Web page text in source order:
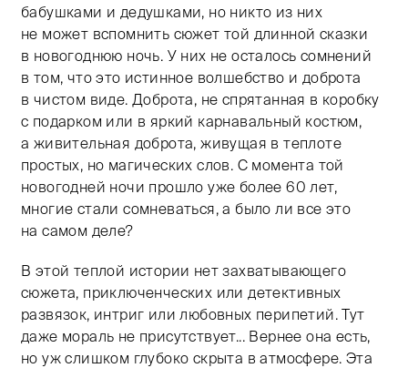
бабушками и дедушками, но никто из них
не может вспомнить сюжет той длинной сказки
в новогоднюю ночь. У них не осталось сомнений
в том, что это истинное волшебство и доброта
в чистом виде. Доброта, не спрятанная в коробку
с подарком или в яркий карнавальный костюм,
а живительная доброта, живущая в теплоте
простых, но магических слов. С момента той
новогодней ночи прошло уже более 60 лет,
многие стали сомневаться, а было ли все это
на самом деле?
В этой теплой истории нет захватывающего
сюжета, приключенческих или детективных
развязок, интриг или любовных перипетий. Тут
даже мораль не присутствует... Вернее она есть,
но уж слишком глубоко скрыта в атмосфере. Эта